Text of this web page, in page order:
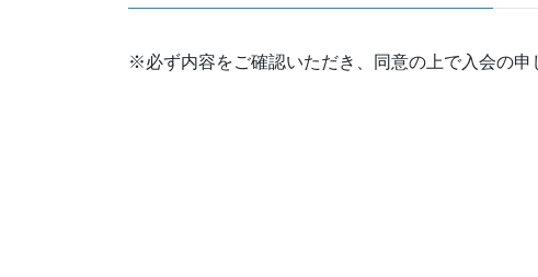
※必ず内容をご確認いただき、同意の上で入会の申